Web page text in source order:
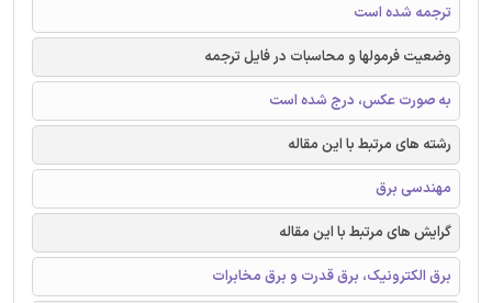
ترجمه شده است
وضعیت فرمولها و محاسبات در فایل ترجمه
به صورت عکس، درج شده است
رشته های مرتبط با این مقاله
مهندسی برق
گرایش های مرتبط با این مقاله
برق الکترونیک، برق قدرت و برق مخابرات